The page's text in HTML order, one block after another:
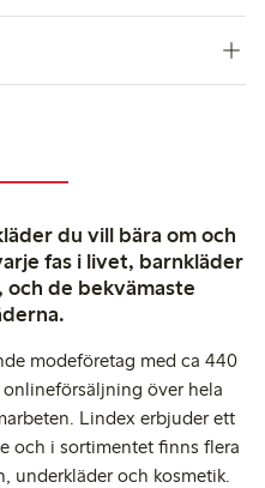
du vill bära om och
fas i livet, barnkläder
de bekvämaste
modeföretag med ca 440
onlineförsäljning över hela
Lindex erbjuder ett
och i sortimentet finns flera
underkläder och kosmetik.